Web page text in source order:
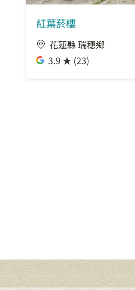
紅葉菸樓
花蓮縣 瑞穗鄉
3.9 ★ (23)